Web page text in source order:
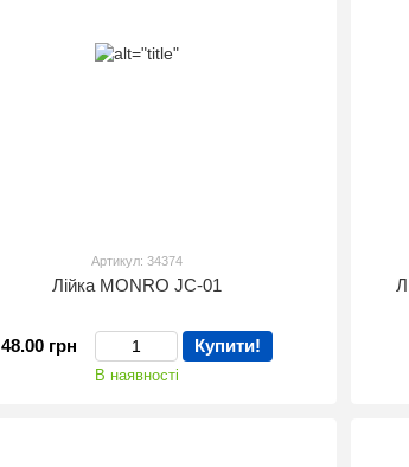
Артикул: 34374
Лійка MONRO JC-01
48.00 грн Купити!
В наявності